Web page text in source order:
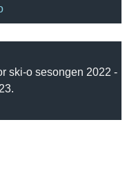
ski-o sesongen 2022 -